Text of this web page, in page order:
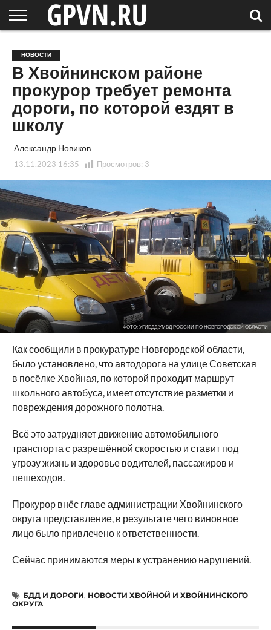
ОБЛАСТЬ
НОВОСТИ
СОСЕДЕЙ
РОССИЯ
/ МИР
СПЕЦПРОЕКТЫ
БЛОГ
СТАТЬИ
ФОТОРЕПОРТАЖИ
ИНТЕРВЬЮ
ОБЪЕКТЫ
ПОДБОРКИ
НОВОСТИ
В Хвойнинском районе
прокурор требует ремонта
дороги, по которой ездят в
школу
Александр Новиков
13.11.2023 16:35 Просмотров: 3
ФОТО: УГИБДД УМВД РОССИИ ПО НОВГОРОДСКОЙ ОБЛАСТИ
Как сообщили в прокуратуре Новгородской области,
было установлено, что автодорога на улице Советская
в посёлке Хвойная, по которой проходит маршрут
школьного автобуса, имеет отсутствие разметки и
повреждения дорожного полотна.
Всё это затрудняет движение автомобильного
транспорта с разрешённой скоростью и ставит под
угрозу жизнь и здоровье водителей, пассажиров и
пешеходов.
Прокурор внёс главе администрации Хвойнинского
округа представление, в результате чего виновное
лицо было привлечено к ответственности.
Сейчас принимаются меры к устранению нарушений.
БДД И ДОРОГИ, НОВОСТИ ХВОЙНОЙ И ХВОЙНИНСКОГО
ОКРУГА